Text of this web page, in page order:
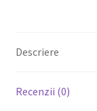
Descriere
Recenzii (0)